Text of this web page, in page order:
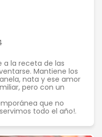
a la receta de las
Mantiene los
nata y ese amor
pero con un
que no
todo el año!.